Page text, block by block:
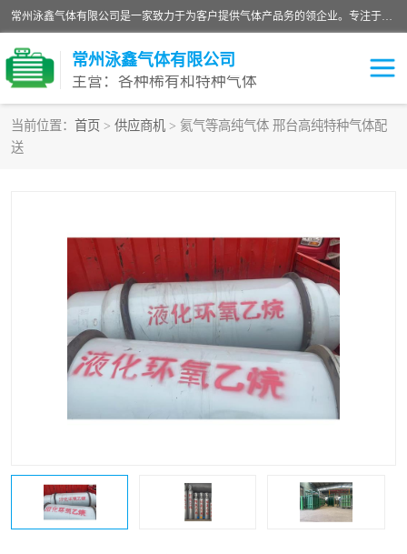
常州泳鑫气体有限公司是一家致力于为客户提供气体产品务的领企业。专注于环氧乙烷剂、环氧乙烷、高纯气体以及稀有和特种气体的研发、生产、销售和配送，产品广泛应用于医疗、电子、科研、化工、食品等多个领域。主要产品有：环氧乙烷灭菌剂，环氧乙烷，高纯氩，氮，氪，氙，氖，氘，笑，氦，氢，氧等各种稀有和特种气体。
常州泳鑫气体有限公司
主营：各种稀有和特种气体
当前位置： 首页 > 供应商机 > 氦气等高纯气体 邢台高纯特种气体配
送